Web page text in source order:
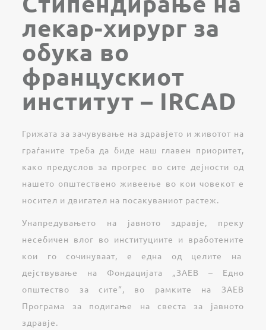
лекар-хирург за
обука во
францускиот
институт – IRCAD
Грижата за зачувување на здравјето и животот на
граѓаните треба да биде наш главен приоритет,
како предуслов за прогрес во сите дејности од
нашето општествено живеење во кои човекот е
носител и двигател на посакуваниот растеж.
Унапредувањето на јавното здравје, преку
несебичен влог во институциите и вработените
кои го сочинуваат, е една од целите на
дејствување на Фондацијата „ЗАЕВ – Едно
општество за сите“, во рамките на ЗАЕВ
Програма за подигање на свеста за јавното
здравје.